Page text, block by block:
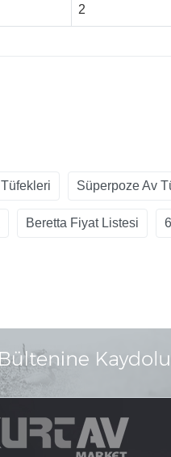
2
Süperpoze Av
Beretta Fiyat Listesi